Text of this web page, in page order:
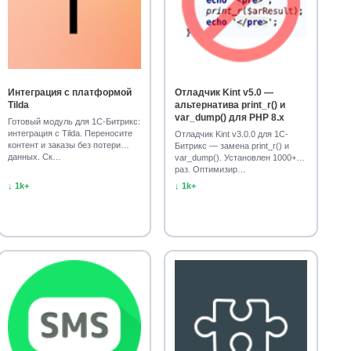
линии Управление CRM и карточками 24
23
обработки данных 20
слабовидящих 18 Работа с текстами 17
16 Решения для Битрикс24 16
лидов и сделок Интеграция с CRM и 1С
Редиректы и битые ссылки
Публикация в соцсети и Telegram
(готовые решения)
Интеграция с платформой
Tilda
Готовый модуль для 1С-Битрикс:
интеграция с Tilda. Переносите
контент и заказы без потери
данных. Ск…
↓ 1k+
Отладчик Kint v5.0 —
альтернатива print_r() и
var_dump() для PHP 8.x
Отладчик Kint v3.0.0 для 1С-
Битрикс — замена print_r() и
var_dump(). Установлен 1000+
раз. Оптимизир…
↓ 1k+